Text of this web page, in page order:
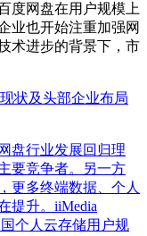
度网盘在用户规模上
业也开始注重加强网
术进步的背景下，市
状及头部企业布局
盘行业发展回归理
要竞争者。另一方
更多终端数据、个人
提升。iiMedia
个人云存储用户规